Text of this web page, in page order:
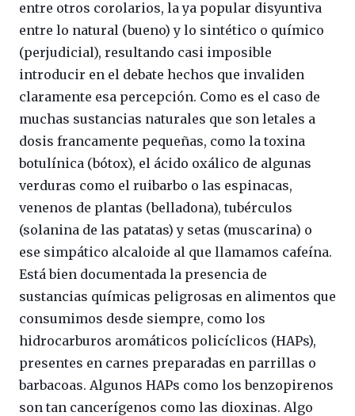
entre otros corolarios, la ya popular disyuntiva
entre lo natural (bueno) y lo sintético o químico
(perjudicial), resultando casi imposible
introducir en el debate hechos que invaliden
claramente esa percepción. Como es el caso de
muchas sustancias naturales que son letales a
dosis francamente pequeñas, como la toxina
botulínica (bótox), el ácido oxálico de algunas
verduras como el ruibarbo o las espinacas,
venenos de plantas (belladona), tubérculos
(solanina de las patatas) y setas (muscarina) o
ese simpático alcaloide al que llamamos cafeína.
Está bien documentada la presencia de
sustancias químicas peligrosas en alimentos que
consumimos desde siempre, como los
hidrocarburos aromáticos policíclicos (HAPs),
presentes en carnes preparadas en parrillas o
barbacoas. Algunos HAPs como los benzopirenos
son tan cancerígenos como las dioxinas. Algo